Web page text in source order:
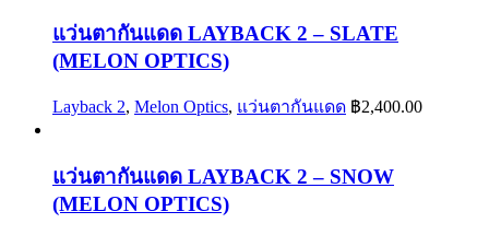
แว่นตากันแดด LAYBACK 2 – SLATE
(MELON OPTICS)
Layback 2, Melon Optics, แว่นตากันแดด ฿2,400.00
แว่นตากันแดด LAYBACK 2 – SNOW
(MELON OPTICS)